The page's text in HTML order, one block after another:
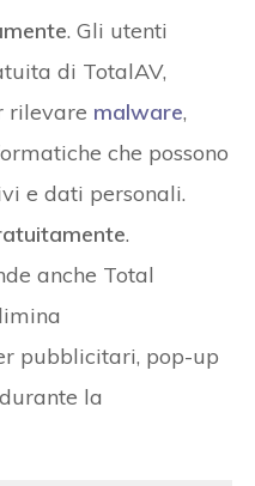
. Gli utenti
di TotalAV,
rilevare malware,
che possono
e dati personali.
.
anche Total
pubblicitari, pop-up
la